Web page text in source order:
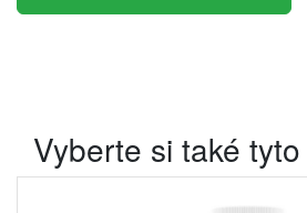
Vyberte si také